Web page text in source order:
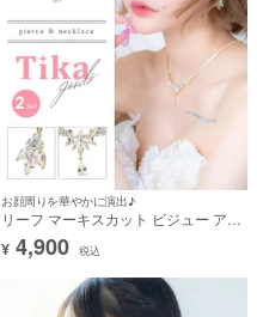
お顔周りを華やかに演出♪
リーフ マーキスカット ビジュー アク
セサリー 2点セット [ネックレス＋ピ
アス]
¥ 4,900 税込